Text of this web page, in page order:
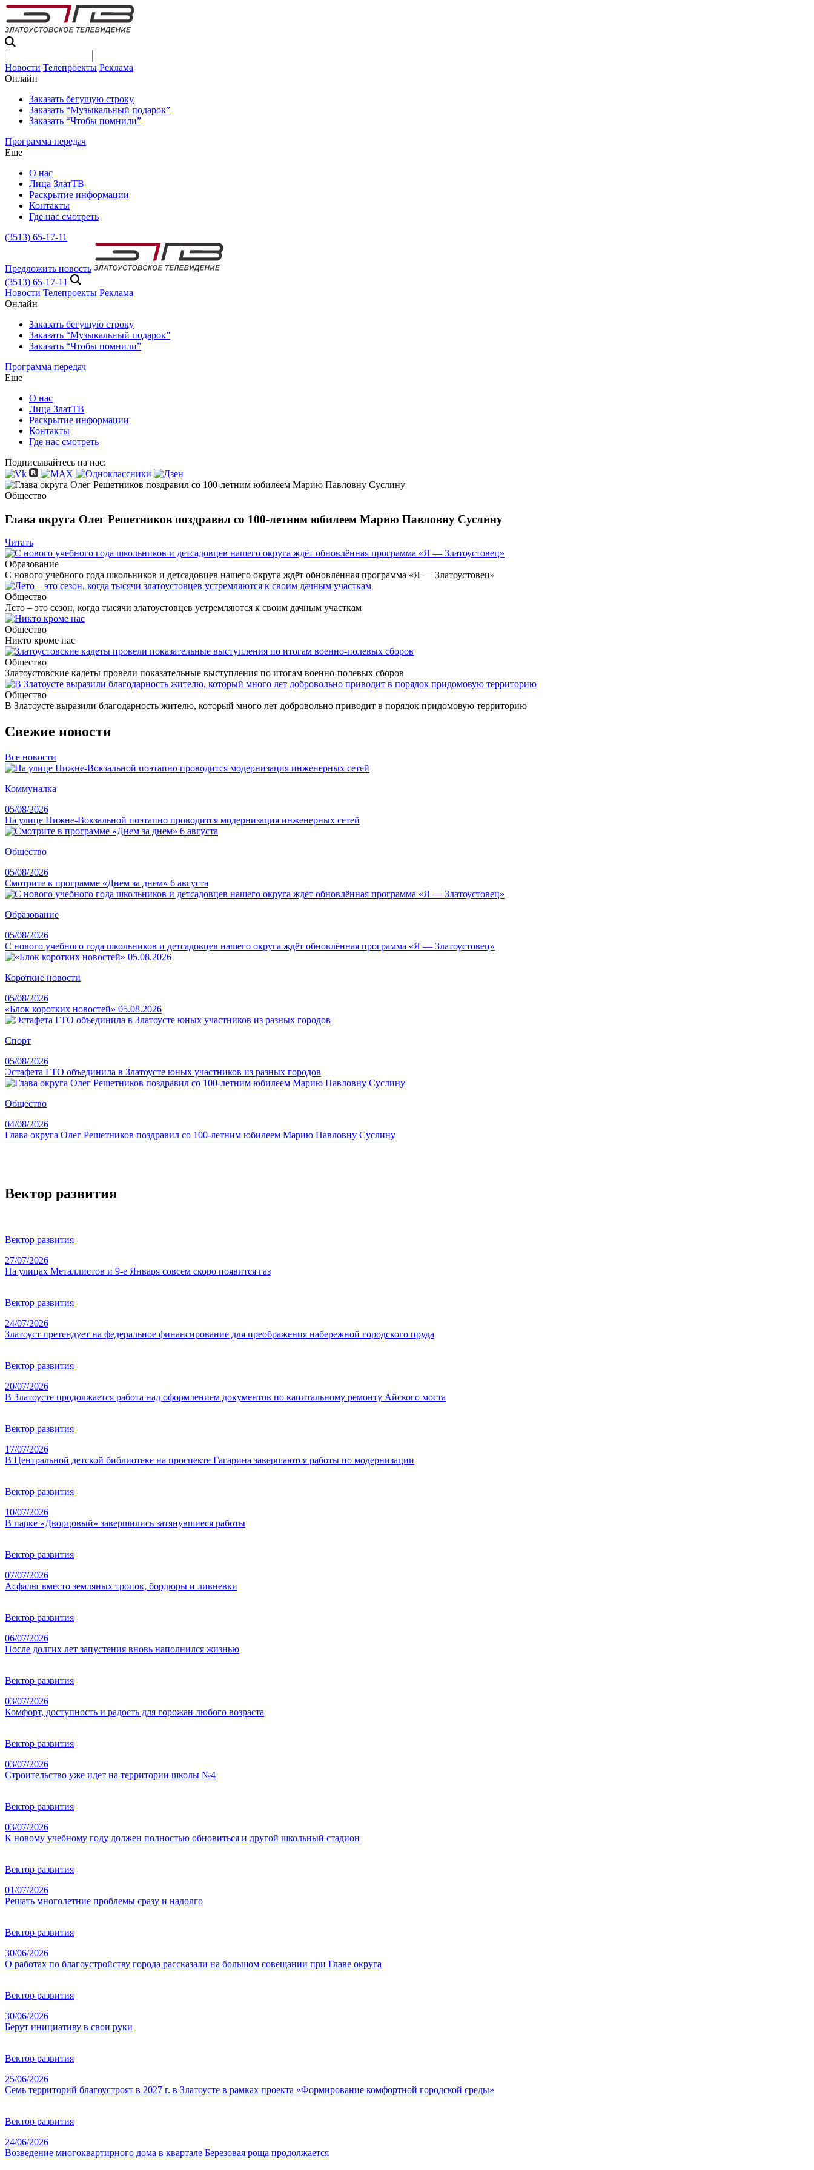
Новости Телепроекты Реклама
Онлайн
Заказать бегущую строку
Заказать “Музыкальный подарок”
Заказать “Чтобы помнили”
Программа передач
Еще
О нас
Лица ЗлатТВ
Раскрытие информации
Контакты
Где нас смотреть
(3513) 65-17-11
Предложить новость
(3513) 65-17-11
Новости Телепроекты Реклама
Онлайн
Заказать бегущую строку
Заказать “Музыкальный подарок”
Заказать “Чтобы помнили”
Программа передач
Еще
О нас
Лица ЗлатТВ
Раскрытие информации
Контакты
Где нас смотреть
Подписывайтесь на нас:
Общество
Глава округа Олег Решетников поздравил со 100-летним юбилеем Марию Павловну Суслину
Читать
Образование
С нового учебного года школьников и детсадовцев нашего округа ждёт обновлённая программа «Я — Златоустовец»
Общество
Лето – это сезон, когда тысячи златоустовцев устремляются к своим дачным участкам
Общество
Никто кроме нас
Общество
Златоустовские кадеты провели показательные выступления по итогам военно-полевых сборов
Общество
В Златоусте выразили благодарность жителю, который много лет добровольно приводит в порядок придомовую территорию
Свежие новости
Все новости
Коммуналка
05/08/2026
На улице Нижне-Вокзальной поэтапно проводится модернизация инженерных сетей
Общество
05/08/2026
Смотрите в программе «Днем за днем» 6 августа
Образование
05/08/2026
С нового учебного года школьников и детсадовцев нашего округа ждёт обновлённая программа «Я — Златоустовец»
Короткие новости
05/08/2026
«Блок коротких новостей» 05.08.2026
Спорт
05/08/2026
Эстафета ГТО объединила в Златоусте юных участников из разных городов
Общество
04/08/2026
Глава округа Олег Решетников поздравил со 100-летним юбилеем Марию Павловну Суслину
Вектор развития
Вектор развития
27/07/2026
На улицах Металлистов и 9-е Января совсем скоро появится газ
Вектор развития
24/07/2026
Златоуст претендует на федеральное финансирование для преображения набережной городского пруда
Вектор развития
20/07/2026
В Златоусте продолжается работа над оформлением документов по капитальному ремонту Айского моста
Вектор развития
17/07/2026
В Центральной детской библиотеке на проспекте Гагарина завершаются работы по модернизации
Вектор развития
10/07/2026
В парке «Дворцовый» завершились затянувшиеся работы
Вектор развития
07/07/2026
Асфальт вместо земляных тропок, бордюры и ливневки
Вектор развития
06/07/2026
После долгих лет запустения вновь наполнился жизнью
Вектор развития
03/07/2026
Комфорт, доступность и радость для горожан любого возраста
Вектор развития
03/07/2026
Строительство уже идет на территории школы №4
Вектор развития
03/07/2026
К новому учебному году должен полностью обновиться и другой школьный стадион
Вектор развития
01/07/2026
Решать многолетние проблемы сразу и надолго
Вектор развития
30/06/2026
О работах по благоустройству города рассказали на большом совещании при Главе округа
Вектор развития
30/06/2026
Берут инициативу в свои руки
Вектор развития
25/06/2026
Семь территорий благоустроят в 2027 г. в Златоусте в рамках проекта «Формирование комфортной городской среды»
Вектор развития
24/06/2026
Возведение многоквартирного дома в квартале Березовая роща продолжается